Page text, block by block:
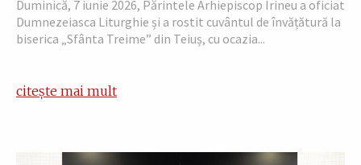
Duminică, 7 iunie 2026, Părintele Arhiepiscop Irineu a oficiat
Dumnezeiasca Liturghie și a rostit cuvântul de învățătură la
biserica „Sfânta Treime” din Teiuș, cu ocazia...
citește mai mult